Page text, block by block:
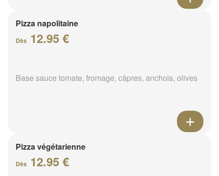
Pizza napolitaine
Dès 12.95 €
Base sauce tomate, fromage, câpres, anchois, olives
Pizza végétarienne
Dès 12.95 €